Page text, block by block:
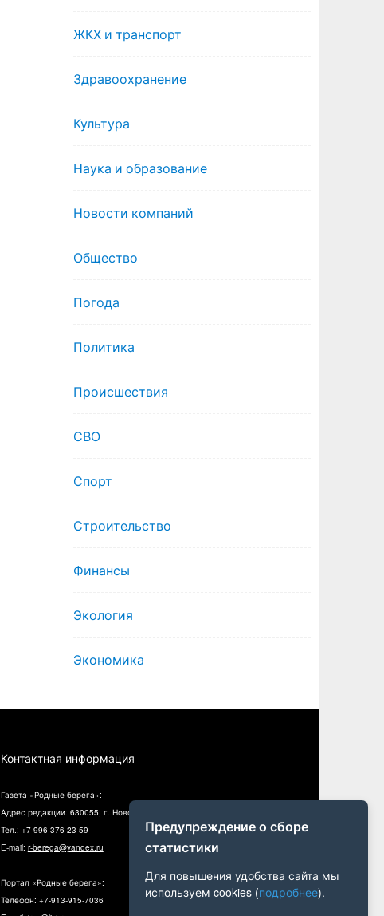
ЖКХ и транспорт
Здравоохранение
Культура
Наука и образование
Новости компаний
Общество
Погода
Политика
Происшествия
СВО
Спорт
Строительство
Финансы
Экология
Экономика
Контактная информация
Газета «Родные берега»:
Адрес редакции: 630055, г. Новосибирск, ул. Разъездная, 10, оф. 5
Тел.: +7-996-376-23-59
E-mail: r-berega@yandex.ru
Портал «Родные берега»:
Телефон: +7-913-915-7036
Предупреждение о сборе
статистики
Для повышения удобства сайта мы
используем cookies (подробнее).